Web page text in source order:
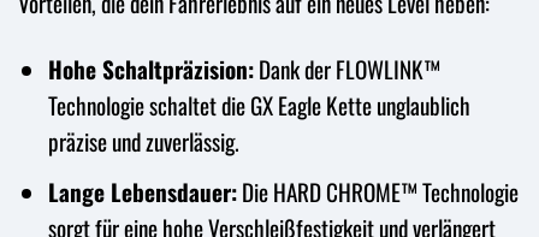
Hohe Schaltpräzision:Dank der FLOWLINK™
Technologie schaltet die GX Eagle Kette unglaublich
präzise und zuverlässig.
Lange Lebensdauer:Die HARD CHROME™ Technologie
sorgt für eine hohe Verschleißfestigkeit und verlängert